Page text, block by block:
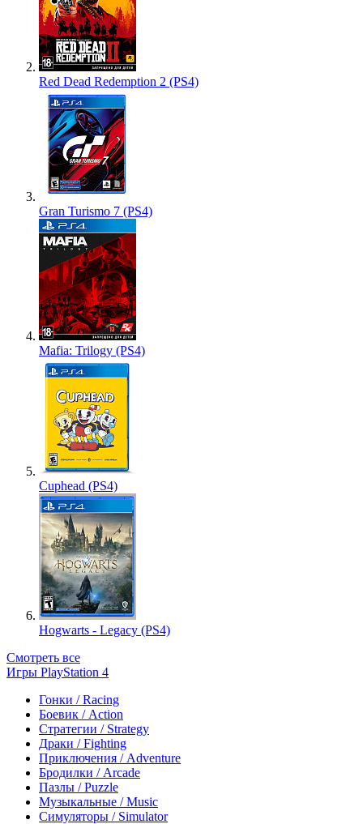
Red Dead Redemption 2 (PS4)
Gran Turismo 7 (PS4)
Mafia: Trilogy (PS4)
Cuphead (PS4)
Hogwarts - Legacy (PS4)
Смотреть все
Игры PlayStation 4
Гонки / Racing
Боевик / Action
Стратегии / Strategy
Драки / Fighting
Приключения / Adventure
Бродилки / Arcade
Пазлы / Puzzle
Музыкальные / Music
Симуляторы / Simulator